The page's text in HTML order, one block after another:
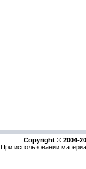
Copyright © 2004-
При использовании